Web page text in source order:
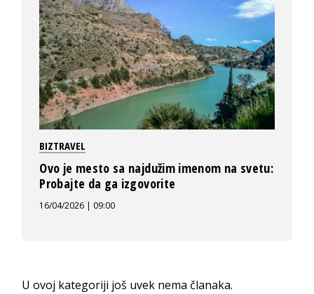
BIZTRAVEL
Ovo je mesto sa najdužim imenom na svetu:
Probajte da ga izgovorite
16/04/2026 | 09:00
U ovoj kategoriji još uvek nema članaka.